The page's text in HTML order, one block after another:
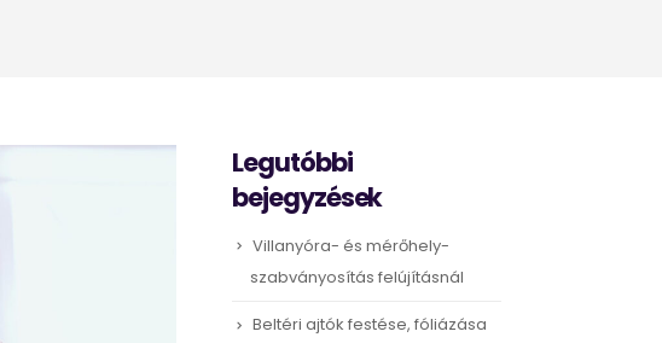
Legutóbbi
bejegyzések
Villanyóra- és mérőhely-
szabványosítás felújításnál
Beltéri ajtók festése, fóliázása